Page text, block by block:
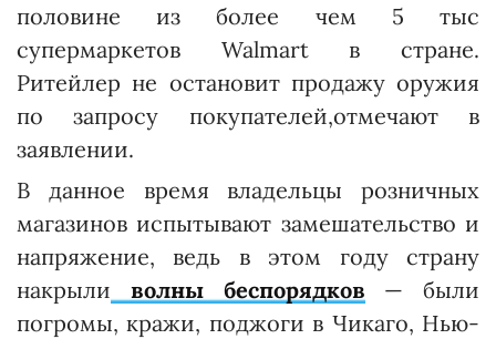
половине из более чем 5 тыс
супермаркетов Walmart в стране.
Ритейлер не остановит продажу оружия
по запросу покупателей,отмечают в
заявлении.
В данное время владельцы розничных
магазинов испытывают замешательство и
напряжение, ведь в этом году страну
накрыли волны беспорядков — были
погромы, кражи, поджоги в Чикаго, Нью-